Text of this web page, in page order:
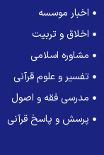
اخبار موسسه
اخلاق و تربیت
مشاوره اسلامی
تفسیر و علوم قرآنی
مدرسی فقه و اصول
پرسش و پاسخ قرآنی